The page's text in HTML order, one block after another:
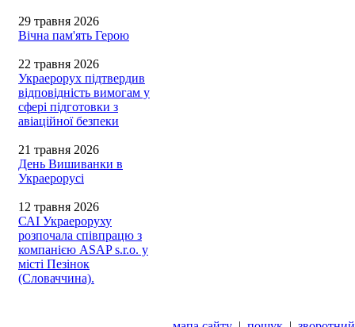
29 травня 2026
Вічна пам'ять Герою
22 травня 2026
Украерорух підтвердив
відповідність вимогам у
сфері підготовки з
авіаційної безпеки
21 травня 2026
День Вишиванки в
Украерорусі
12 травня 2026
САІ Украероруху
розпочала співпрацю з
компанією ASAP s.r.o. у
місті Пезінок
(Словаччина).